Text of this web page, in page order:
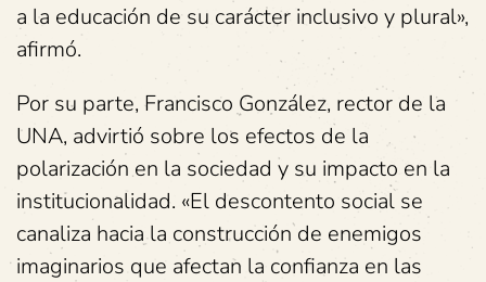
a la educación de su carácter inclusivo y plural»,
afirmó.
Por su parte, Francisco González, rector de la
UNA, advirtió sobre los efectos de la
polarización en la sociedad y su impacto en la
institucionalidad. «El descontento social se
canaliza hacia la construcción de enemigos
imaginarios que afectan la confianza en las